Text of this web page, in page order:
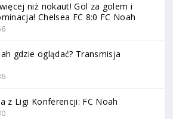
niż nokaut! Gol za golem i
Chelsea FC 8:0 FC Noah
gdzie oglądać? Transmisja
z Ligi Konferencji: FC Noah